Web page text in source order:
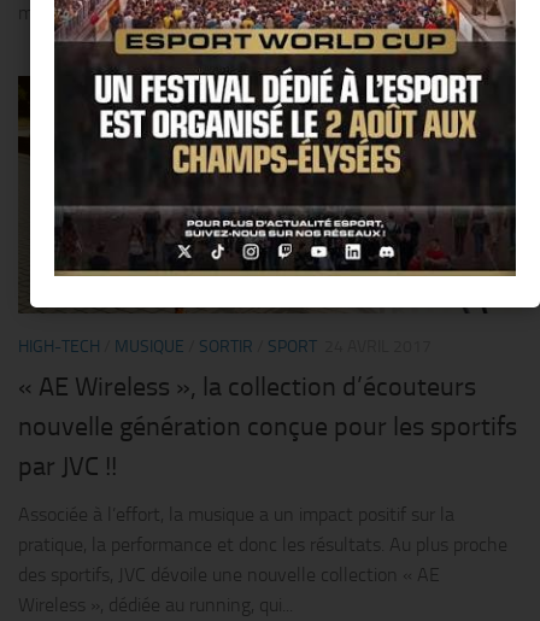
multitude d’activités en plein...
HIGH-TECH MUSIQUE SORTIR SPORT
« AE Wireless », la collection d’écouteurs
nouvelle génération conçue pour les sportifs
par JVC !!
Associée à l’effort, la musique a un impact positif sur la
pratique, la performance et donc les résultats. Au plus proche
des sportifs, JVC dévoile une nouvelle collection « AE
Wireless », dédiée au running, qui...